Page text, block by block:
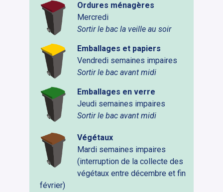
Ordures ménagères
Mercredi
Sortir le bac la veille au soir
Emballages et papiers
Vendredi semaines impaires
Sortir le bac avant midi
Emballages en verre
Jeudi semaines impaires
Sortir le bac avant midi
Végétaux
Mardi semaines impaires
(interruption de la collecte des
végétaux entre décembre et fin
février)